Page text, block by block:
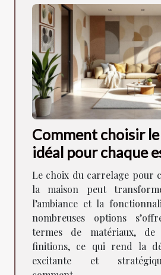
Comment choisir
idéal pour chaque
votre maison ?
Le choix du carrelage pour
la maison peut
l’ambiance et la
nombreuses options
termes de matériaux,
finitions, ce qui rend la
excitante et